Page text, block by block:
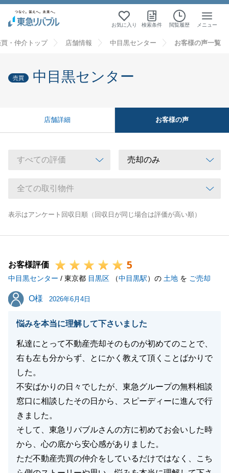
お気に入り 検索条件 閲覧履歴 メニュー
・仲介トップ 店舗情報 中目黒センター お客様の声一覧
売買 中目黒センター
店舗詳細 お客様の声
表示はアンケート回収日順（回収日が同じ場合は評価が高い順）
お客様評価 5
中目黒センター / 東京都 目黒区 （中目黒駅）の 土地 を ご売却
O様
O様 2026年6月4日
悩みを本当に理解して下さいました
私達にとって不動産売却そのものが初めてのことで、
右も左も分からず、とにかく教えて頂くことばかりで
した。
不安ばかりの日々でしたが、東急グループの無料相談
窓口に相談したその日から、スピーディーに進んで行
きました。
そして、東急リバブルさんの方に初めてお会いした時
から、心の底から安心感がありました。
ただ不動産売買の仲介をしているだけではなく、こち